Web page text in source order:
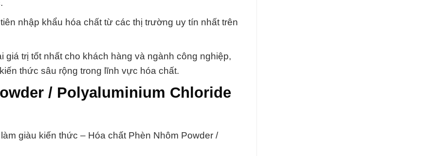
nhập khẩu hóa chất từ các thị trường uy tín nhất trên
trị tốt nhất cho khách hàng và ngành công nghiệp,
thức sâu rộng trong lĩnh vực hóa chất.
/ Polyaluminium Chloride
giàu kiến thức – Hóa chất Phèn Nhôm Powder /